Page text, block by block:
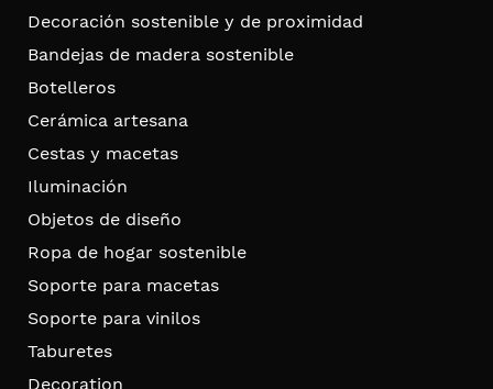
Decoración sostenible y de proximidad
Bandejas de madera sostenible
Botelleros
Cerámica artesana
Cestas y macetas
Iluminación
Objetos de diseño
Ropa de hogar sostenible
Soporte para macetas
Soporte para vinilos
Taburetes
Decoration